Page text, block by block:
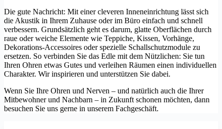
Die gute Nachricht: Mit einer cleveren Inneneinrichtung lässt sich
die Akustik in Ihrem Zuhause oder im Büro einfach und schnell
verbessern. Grundsätzlich geht es darum, glatte Oberflächen durch
raue oder weiche Elemente wie Teppiche, Kissen, Vorhänge,
Dekorations-Accessoires oder spezielle Schallschutzmodule zu
ersetzen. So verbinden Sie das Edle mit dem Nützlichen: Sie tun
Ihren Ohren etwas Gutes und verleihen Räumen einen individuellen
Charakter. Wir inspirieren und unterstützen Sie dabei.
Wenn Sie Ihre Ohren und Nerven – und natürlich auch die Ihrer
Mitbewohner und Nachbarn – in Zukunft schonen möchten, dann
besuchen Sie uns gerne in unserem Fachgeschäft.